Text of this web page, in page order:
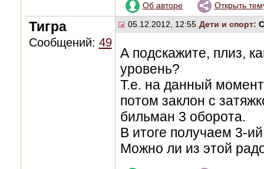
Об авторе Открыть
Тигра
Сообщений: 49
05.12.2012, 12:55 Дети и спорт:
А подскажите, плиз,
уровень?
Т.е. на данный
потом заклон с
бильман 3 оборота.
В итоге получаем 3-
Можно ли из этой